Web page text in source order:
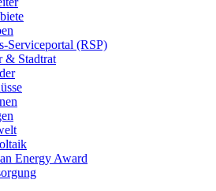
Serviceportal (RSP)
& Stadtrat
Energy Award